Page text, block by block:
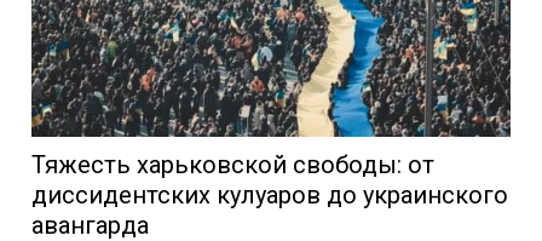
Тяжесть харьковской свободы: от
диссидентских кулуаров до украинского
авангарда